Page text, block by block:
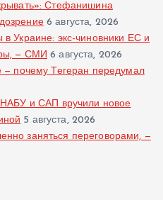
Стефанишина
6 августа, 2026
Украине: экс-чиновники ЕС и
— СМИ 6 августа, 2026
— почему Тегеран передумал
и САП вручили новое
5 августа, 2026
заняться переговорами, —